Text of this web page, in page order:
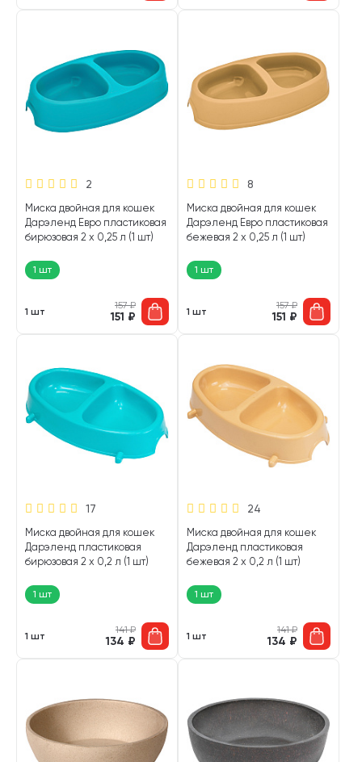
2
Миска двойная для кошек
Дарэленд Евро пластиковая
бирюзовая 2 х 0,25 л (1 шт)
1 шт
1 шт
157₽
151 ₽
8
Миска двойная для кошек
Дарэленд Евро пластиковая
бежевая 2 х 0,25 л (1 шт)
1 шт
1 шт
157₽
151 ₽
17
Миска двойная для кошек
Дарэленд пластиковая
бирюзовая 2 х 0,2 л (1 шт)
1 шт
1 шт
141₽
134 ₽
24
Миска двойная для кошек
Дарэленд пластиковая
бежевая 2 х 0,2 л (1 шт)
1 шт
1 шт
141₽
134 ₽